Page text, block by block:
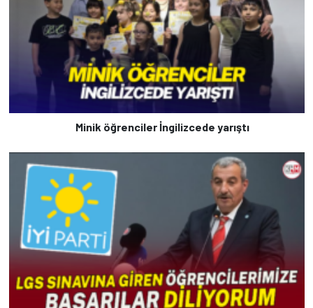
Minik öğrenciler İngilizcede yarıştı